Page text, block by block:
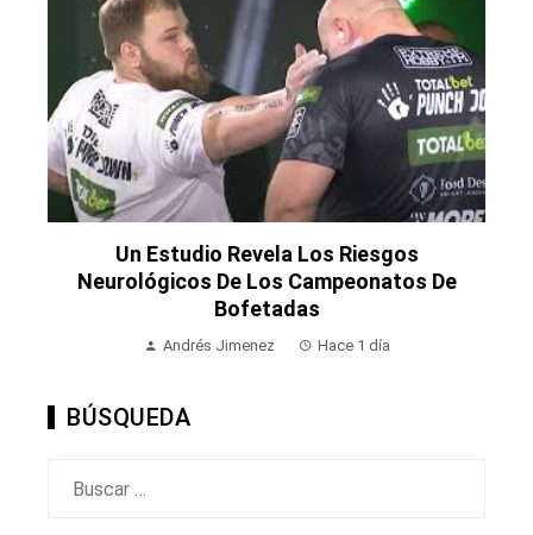
Un Estudio Revela Los Riesgos
Neurológicos De Los Campeonatos De
Bofetadas
Andrés Jimenez Hace 1 día
BÚSQUEDA